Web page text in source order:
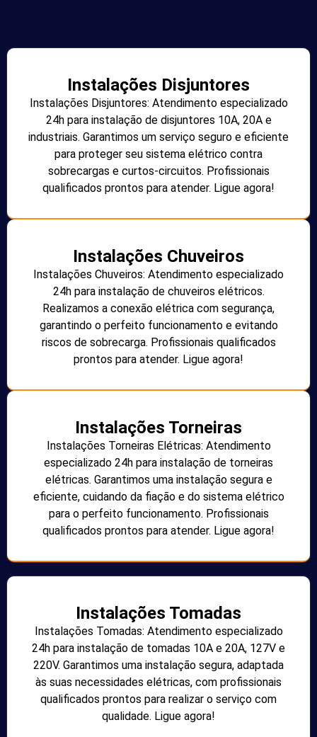
Instalações Disjuntores
Instalações Disjuntores: Atendimento especializado
24h para instalação de disjuntores 10A, 20A e
industriais. Garantimos um serviço seguro e eficiente
para proteger seu sistema elétrico contra
sobrecargas e curtos-circuitos. Profissionais
qualificados prontos para atender. Ligue agora!
Instalações Chuveiros
Instalações Chuveiros: Atendimento especializado
24h para instalação de chuveiros elétricos.
Realizamos a conexão elétrica com segurança,
garantindo o perfeito funcionamento e evitando
riscos de sobrecarga. Profissionais qualificados
prontos para atender. Ligue agora!
Instalações Torneiras
Instalações Torneiras Elétricas: Atendimento
especializado 24h para instalação de torneiras
elétricas. Garantimos uma instalação segura e
eficiente, cuidando da fiação e do sistema elétrico
para o perfeito funcionamento. Profissionais
qualificados prontos para atender. Ligue agora!
Instalações Tomadas
Instalações Tomadas: Atendimento especializado
24h para instalação de tomadas 10A e 20A, 127V e
220V. Garantimos uma instalação segura, adaptada
às suas necessidades elétricas, com profissionais
qualificados prontos para realizar o serviço com
qualidade. Ligue agora!